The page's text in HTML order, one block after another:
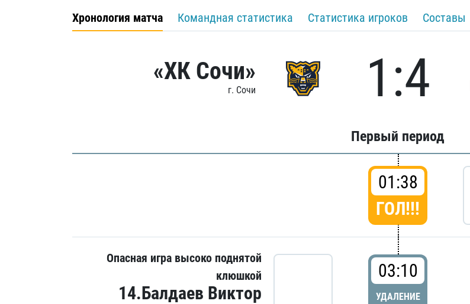
Хронология матча Командная статистика Статистика игроков Составы
«ХК Сочи»
г. Сочи 1:4
Первый период
01:38
ГОЛ!!!
Опасная игра высоко поднятой
клюшкой
14.Балдаев Виктор
03:10
УДАЛЕНИЕ